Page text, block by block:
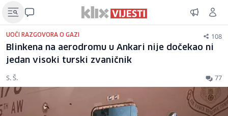
UOČI RAZGOVORA O GAZI 108
Blinkena na aerodromu u Ankari nije dočekao ni
jedan visoki turski zvaničnik
S. Š. 77